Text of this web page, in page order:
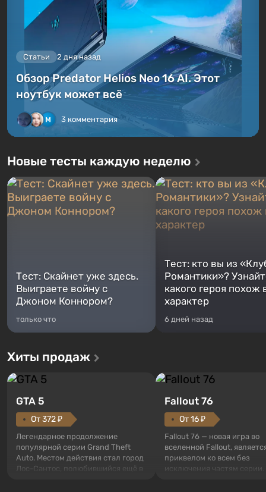
Статьи 2 дня назад
Обзор Predator Helios Neo 16 AI. Этот
ноутбук может всё
3 комментария
Новые тесты каждую неделю
Тест: Скайнет уже здесь.
Выиграете войну с
Джоном Коннором?
только что
Тест: кто вы из
Романтики»?
какого героя похож
характер
6 дней назад
Хиты продаж
GTA 5
От 372 ₽
Легендарное продолжение
популярной серии Grand Theft
Auto. Местом действия стал город
Лос-Сантос, полюбившийся ещё в
Fallout 76
От 16 ₽
Fallout 76 — новая игра во
вселенной Fallout,
приквелом ко всем без
исключения частям серии.